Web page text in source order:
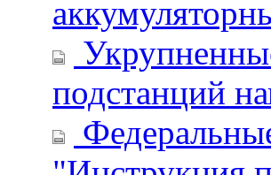
подстанций